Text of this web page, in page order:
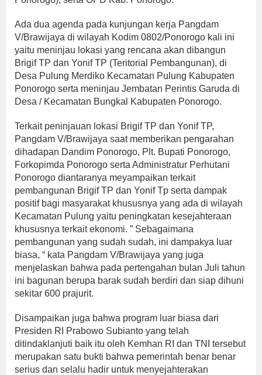
Ada dua agenda pada kunjungan kerja Pangdam
V/Brawijaya di wilayah Kodim 0802/Ponorogo kali ini
yaitu meninjau lokasi yang rencana akan dibangun
Brigif TP dan Yonif TP (Teritorial Pembangunan), di
Desa Pulung Merdiko Kecamatan Pulung Kabupaten
Ponorogo serta meninjau Jembatan Perintis Garuda di
Desa / Kecamatan Bungkal Kabupaten Ponorogo.
Terkait peninjauan lokasi Brigif TP dan Yonif TP,
Pangdam V/Brawijaya saat memberikan pengarahan
dihadapan Dandim Ponorogo, Plt. Bupati Ponorogo,
Forkopimda Ponorogo serta Administratur Perhutani
Ponorogo diantaranya meyampaikan terkait
pembangunan Brigif TP dan Yonif Tp serta dampak
positif bagi masyarakat khususnya yang ada di wilayah
Kecamatan Pulung yaitu peningkatan kesejahteraan
khususnya terkait ekonomi. ” Sebagaimana
pembangunan yang sudah sudah, ini dampakya luar
biasa, “ kata Pangdam V/Brawijaya yang juga
menjelaskan bahwa pada pertengahan bulan Juli tahun
ini bagunan berupa barak sudah berdiri dan siap dihuni
sekitar 600 prajurit.
Disampaikan juga bahwa program luar biasa dari
Presiden RI Prabowo Subianto yang telah
ditindaklanjuti baik itu oleh Kemhan RI dan TNI tersebut
merupakan satu bukti bahwa pemerintah benar benar
serius dan selalu hadir untuk menyejahterakan